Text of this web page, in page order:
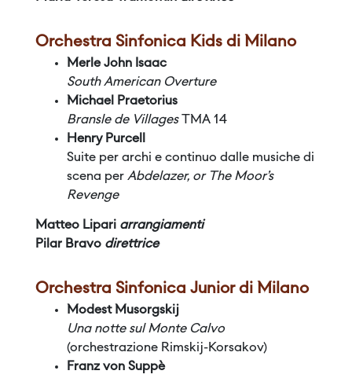
Orchestra Sinfonica Kids di Milano
Merle John Isaac
South American Overture
Michael Praetorius
Bransle de VillagesTMA 14
Henry Purcell
Suite per archi e continuo dalle musiche di
scena per Abdelazer, or The Moor’s
Revenge
Matteo Lipari arrangiamenti
Pilar Bravo direttrice
Orchestra Sinfonica Junior di Milano
Modest Musorgskij
Una notte sul Monte Calvo
(orchestrazione Rimskij-Korsakov)
Franz von Suppè